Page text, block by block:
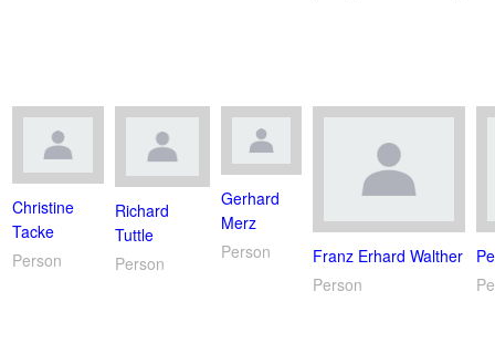
Christine
Tacke
Person
Richard
Tuttle
Person
Gerhard
Merz
Person
Franz Erhard Walther
Person